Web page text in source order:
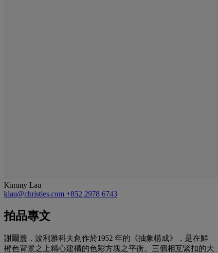
Kimmy Lau
klau@christies.com +852 2978 6743
拍品專文
謝爾蓋．波利雅科夫創作於1952 年的《抽象構成》，是在鮮
橙色背景之上精心建構的色彩方塊之平衡。三個相互緊扣的大